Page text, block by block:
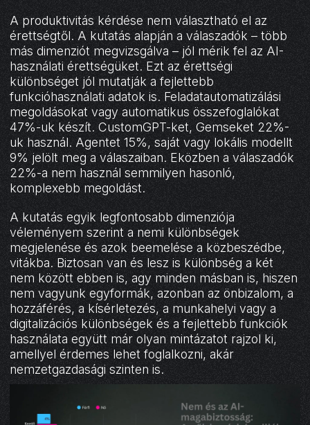
A produktivitás kérdése nem választható el az
érettségtől. A kutatás alapján a válaszadók – több
más dimenziót megvizsgálva – jól mérik fel az AI-
használati érettségüket. Ezt az érettségi
különbséget jól mutatják a fejlettebb
funkcióhasználati adatok is. Feladatautomatizálási
megoldásokat vagy automatikus összefoglalókat
47%-uk készít. CustomGPT-ket, Gemseket 22%-
uk használ. Agentet 15%, saját vagy lokális modellt
9% jelölt meg a válaszaiban. Eközben a válaszadók
22%-a nem használ semmilyen hasonló,
komplexebb megoldást.
A kutatás egyik legfontosabb dimenziója
véleményem szerint a nemi különbségek
megjelenése és azok beemelése a közbeszédbe,
vitákba. Biztosan van és lesz is különbség a két
nem között ebben is, agy minden másban is, hiszen
nem vagyunk egyformák, azonban az önbizalom, a
hozzáférés, a kísérletezés, a munkahelyi vagy a
digitalizációs különbségek és a fejlettebb funkciók
használata együtt már olyan mintázatot rajzol ki,
amellyel érdemes lehet foglalkozni, akár
nemzetgazdasági szinten is.